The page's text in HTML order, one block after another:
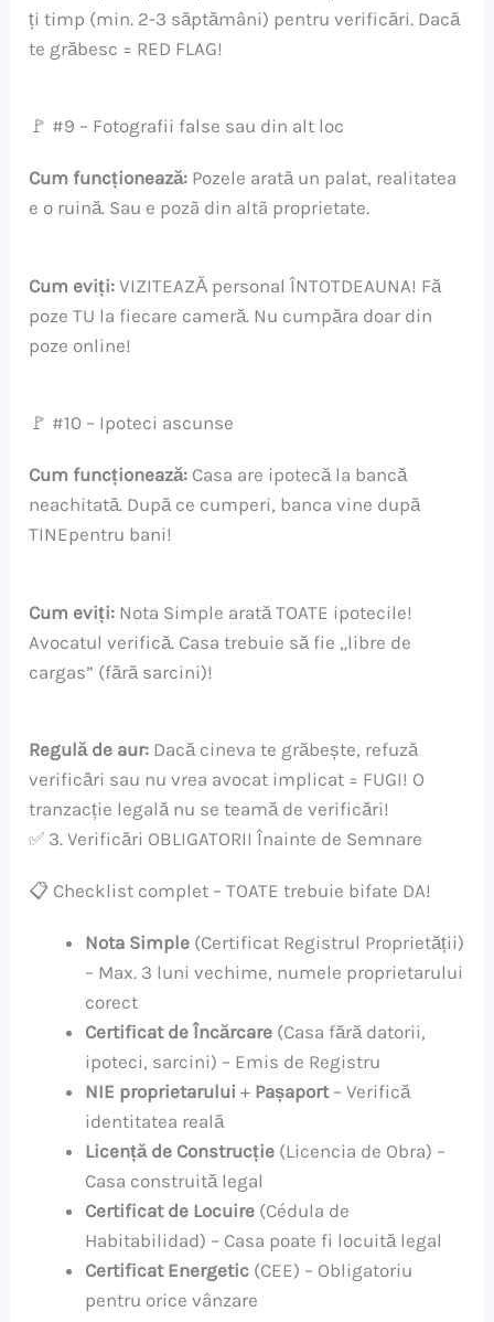
ți timp (min. 2-3 săptămâni) pentru verificări. Dacă
te grăbesc = RED FLAG!
🚩 #9 – Fotografii false sau din alt loc
Cum funcționează: Pozele arată un palat, realitatea
e o ruină. Sau e pozã din altã proprietate.
Cum eviți: VIZITEAZĂ personal ÎNTOTDEAUNA! Fă
poze TU la fiecare cameră. Nu cumpăra doar din
poze online!
🚩 #10 – Ipoteci ascunse
Cum funcționează: Casa are ipotecă la bancă
neachitată. După ce cumperi, banca vine după
TINEpentru bani!
Cum eviți: Nota Simple arată TOATE ipotecile!
Avocatul verifică. Casa trebuie să fie „libre de
cargas” (fără sarcini)!
Regulă de aur: Dacă cineva te grăbește, refuză
verificări sau nu vrea avocat implicat = FUGI! O
tranzacție legală nu se teamă de verificări!
✅ 3. Verificări OBLIGATORII Înainte de Semnare
📋 Checklist complet – TOATE trebuie bifate DA!
Nota Simple (Certificat Registrul Proprietății)
– Max. 3 luni vechime, numele proprietarului
corect
Certificat de Încărcare (Casa fără datorii,
ipoteci, sarcini) – Emis de Registru
NIE proprietarului + Pașaport– Verifică
identitatea reală
Licență de Construcție (Licencia de Obra) –
Casa construită legal
Certificat de Locuire (Cédula de
Habitabilidad) – Casa poate fi locuită legal
Certificat Energetic (CEE) – Obligatoriu
pentru orice vânzare